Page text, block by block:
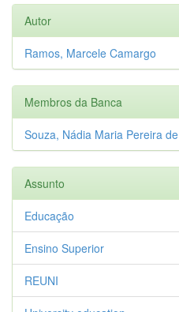
Autor
Ramos, Marcele Camargo
Membros da Banca
Souza, Nádia Maria Pereira de
Assunto
Educação
Ensino Superior
REUNI